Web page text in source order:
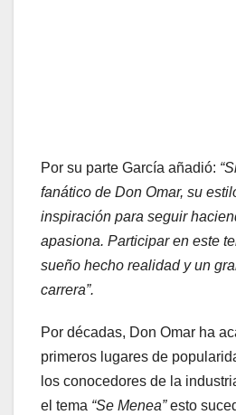
Por su parte García añadió:
fanático de Don Omar, su
inspiración para seguir
apasiona. Participar en este
sueño hecho realidad y un
carrera”.
Por décadas, Don Omar ha
primeros lugares de
los conocedores de la
el tema “Se Menea”esto